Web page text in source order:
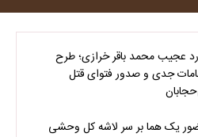
عجیب محمد باقر خرازی؛ طرح
جدی و صدور فتوای قتل
یک هما بر سر لاشه‌ کل وحشی